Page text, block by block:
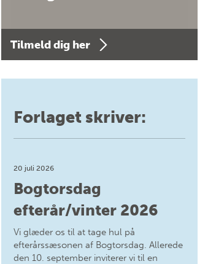
Tilmeld dig her
Forlaget skriver:
20 juli 2026
Bogtorsdag
efterår/vinter 2026
Vi glæder os til at tage hul på
efterårssæsonen af Bogtorsdag. Allerede
den 10. september inviterer vi til en